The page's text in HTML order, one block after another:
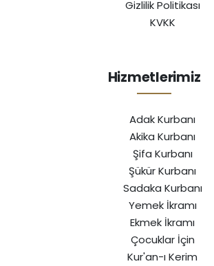
Gizlilik Politikası
KVKK
Hizmetlerimiz
Adak Kurbanı
Akika Kurbanı
Şifa Kurbanı
Şükür Kurbanı
Sadaka Kurbanı
Yemek İkramı
Ekmek İkramı
Çocuklar İçin
Kur'an-ı Kerim